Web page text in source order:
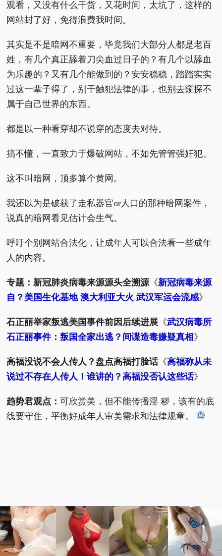
观看，又没有什么干货，又花时间，太坑了，这样的
网站封了好，免得浪费我时间。
其实是不是暗网不重要，毕竟我们大部分人都是老百
姓，有几个真正舔着刀尖血过日子的？有几个以舔血
为乐趣的？又有几个能做到的？安安稳稳，踏踏实实
过这一辈子得了，别干触犯法律的事，也别去窥探不
属于自己世界的东西。
都是以一种看穿却不说穿的态度去对待。
搞不懂，一直致力于爆破网站，不如先管管强奸犯。
这不叫暗网，顶多算个黄网。
我还以为是破获了走私器官or人口的那种暗网案件，
说真的暗网看见估计会生气。
呼吁个别网站合法化，让成年人可以合法看一些成年
人的内容。
专题：新冠肺炎病毒来源源头全溯源 《新冠病毒来源
自？美国生化基地 澳大利亚大火 武汉军运会流感》
石正丽举家叛逃美国事件前因后续进展 《武汉病毒所
石正丽事件：叛国全家出逃？间谍造毒嫌疑真相 》
高福没说不会人传人？盘点高福打脸话《高福称从未
说过不存在人传人！谁讲的？高福没否认这些话》
趋势君观点：可欣赏美，但不能传播淫 秽，该有的底
线要守住，平衡好成年人审美需求和法律规章。